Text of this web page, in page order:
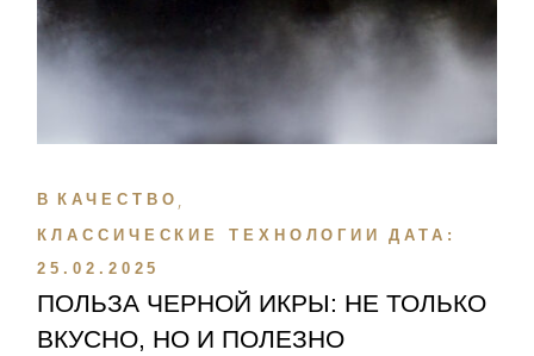
В
КАЧЕСТВО
КЛАССИЧЕСКИЕ ТЕХНОЛОГИИ
ДАТА:
25.02.2025
ПОЛЬЗА ЧЕРНОЙ ИКРЫ: НЕ ТОЛЬКО
ВКУСНО, НО И ПОЛЕЗНО